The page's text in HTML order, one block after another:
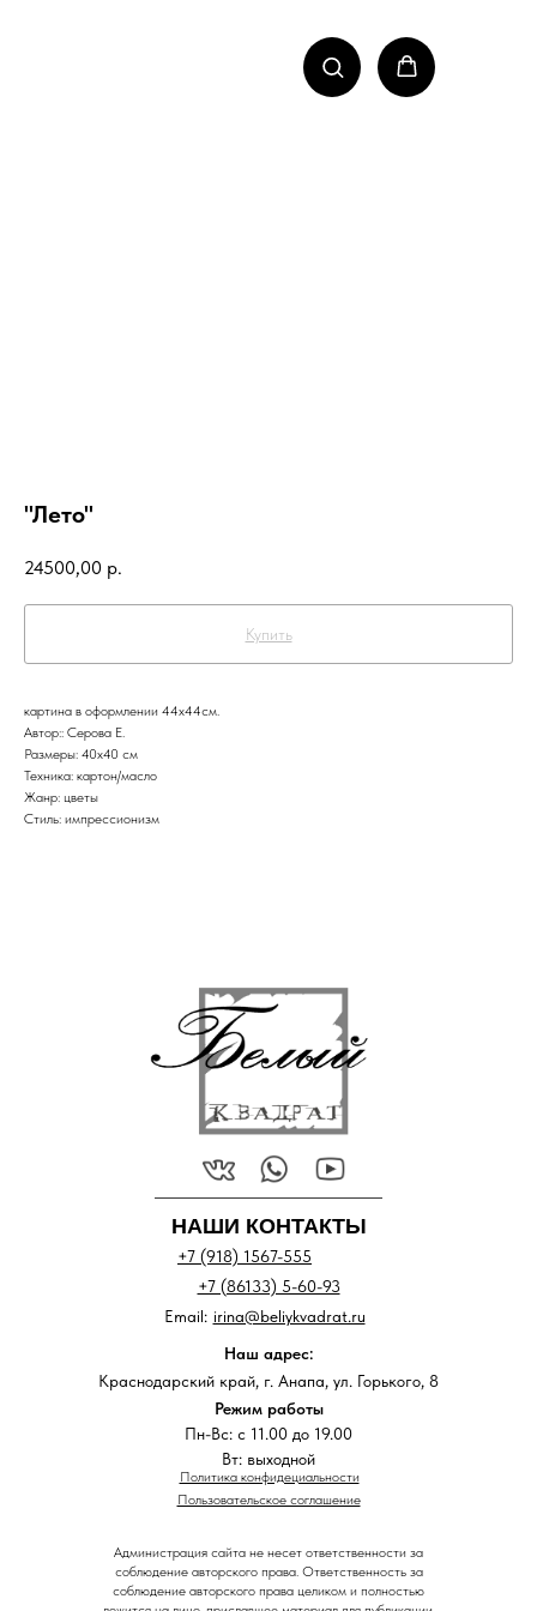
"Лето"
24500,00 р.
Купить
картина в оформлении 44х44см.
Автор:: Серова Е.
Размеры: 40x40 см
Техника: картон/масло
Жанр: цветы
Стиль: импрессионизм
Политика конфидециальности
Пользовательское соглашение
НАШИ КОНТАКТЫ
+7 (918) 1567-555
+7 (86133) 5-60-93
Наш адрес:
Краснодарский край, г. Анапа, ул. Горького, 8
Администрация сайта не несет ответственности за
соблюдение авторского права. Ответственность за
соблюдение авторского права целиком и полностью
Режим работы
Пн-Вс: с 11.00 до 19.00
Вт: выходной
irina@beliykvadrat.ru
Email: